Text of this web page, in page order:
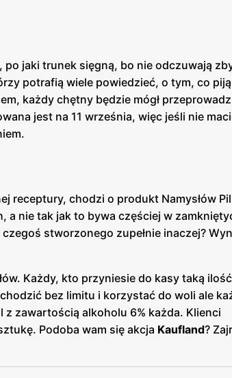
jaki trunek sięgną, bo nie odczuwają
potrafią wiele powiedzieć, o tym, co
każdy chętny będzie mógł
jest na 11 września, więc jeśli nie
receptury, chodzi o produkt Namysłów
nie tak jak to bywa częściej w
stworzonego zupełnie inaczej?
Każdy, kto przyniesie do kasy taką
bez limitu i korzystać do woli ale
zawartością alkoholu 6% każda. Klienci
Podoba wam się akcja Kaufland?